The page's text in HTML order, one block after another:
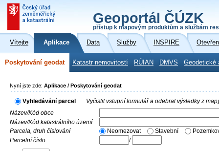
Geoportál ČÚZK
přístup k mapovým produktům a službám
Vítejte Aplikace Data Služby INSPIRE
Poskytování geodat Katastr nemovitostí RÚIAN DMVS Geodetické
Nyní jste zde: Aplikace / Poskytování geodat
Vyhledávání parcel
Vyčistit vstupní formulář a odebrat výsledky z
Název/Kód obce
Název/Kód katastrálního území
Parcela, druh číslování
Neomezovat Stavební
Parcelní číslo
/